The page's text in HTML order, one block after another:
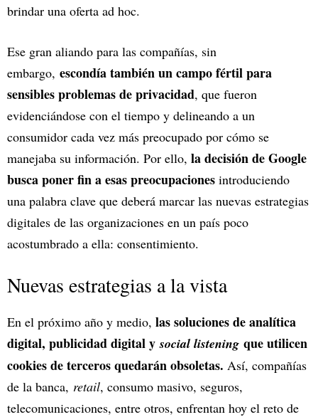
brindar una oferta ad hoc.
Ese gran aliando para las compañías, sin
embargo, escondía también un campo fértil para
sensibles problemas de privacidad, que fueron
evidenciándose con el tiempo y delineando a un
consumidor cada vez más preocupado por cómo se
manejaba su información. Por ello, la decisión de Google
busca poner fin a esas preocupaciones introduciendo
una palabra clave que deberá marcar las nuevas estrategias
digitales de las organizaciones en un país poco
acostumbrado a ella: consentimiento.
Nuevas estrategias a la vista
En el próximo año y medio, las soluciones de analítica
digital, publicidad digital ysocial listening que utilicen
cookies de terceros quedarán obsoletas. Así, compañías
de la banca, retail, consumo masivo, seguros,
telecomunicaciones, entre otros, enfrentan hoy el reto de